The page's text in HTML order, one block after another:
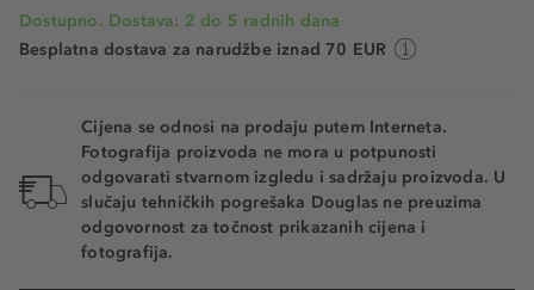
Dostupno. Dostava: 2 do 5 radnih dana
Besplatna dostava za narudžbe iznad 70 EUR
Cijena se odnosi na prodaju putem Interneta.
Fotografija proizvoda ne mora u potpunosti
odgovarati stvarnom izgledu i sadržaju proizvoda. U
slučaju tehničkih pogrešaka Douglas ne preuzima
odgovornost za točnost prikazanih cijena i
fotografija.